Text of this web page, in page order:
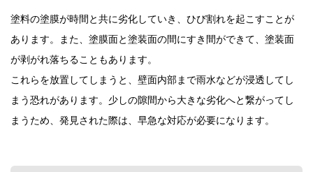
塗料の塗膜が時間と共に劣化していき、ひび割れを起こすことが
あります。また、塗膜面と塗装面の間にすき間ができて、塗装面
が剥がれ落ちることもあります。
これらを放置してしまうと、壁面内部まで雨水などが浸透してし
まう恐れがあります。少しの隙間から大きな劣化へと繋がってし
まうため、発見された際は、早急な対応が必要になります。